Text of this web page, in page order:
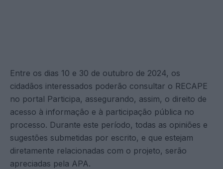
Entre os dias 10 e 30 de outubro de 2024, os
cidadãos interessados poderão consultar o RECAPE
no portal Participa, assegurando, assim, o direito de
acesso à informação e à participação pública no
processo. Durante este período, todas as opiniões e
sugestões submetidas por escrito, e que estejam
diretamente relacionadas com o projeto, serão
apreciadas pela APA.